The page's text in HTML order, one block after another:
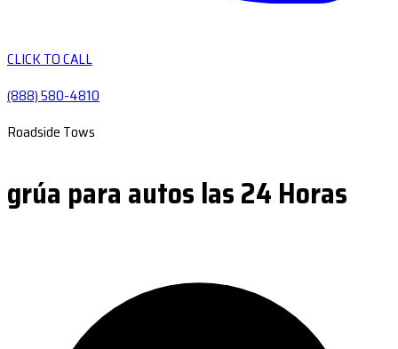
CLICK TO CALL
(888) 580-4810
Roadside Tows
grúa para autos las 24 Horas